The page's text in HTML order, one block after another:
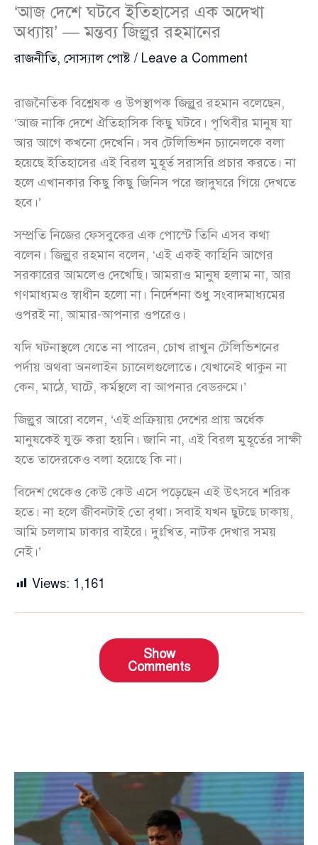
‘আজ দেশে ঘটবে ইতিহাসের এক অদেখা
অধ্যায়’ — মন্তব্য জিল্লুর রহমানের
রাজনীতি, সোস্যাল পোষ্ট / Leave a Comment
রাজনৈতিক বিশ্লেষক ও উপস্থাপক জিল্লুর রহমান বলেছেন,
‘আজ নাকি দেশে ঐতিহাসিক কিছু ঘটবে। পৃথিবীর মানুষ যা
আর আগে কখনো দেখেনি। সব টেলিভিশন চ্যানেলকে বলা
হয়েছে ইতিহাসের এই বিরল মুহূর্ত সরাসরি প্রচার করতে। না
হলে এখানকার কিছু কিছু জিনিস পরে জাদুঘরে গিয়ে দেখতে
হবে।’
সম্প্রতি নিজের ফেসবুকের এক পোস্টে তিনি এসব কথা
বলেন। জিল্লুর রহমান বলেন, ‘এই একই কাহিনি আগের
সরকারের আমলেও দেখেছি। আমরাও মানুষ হলাম না, আর
গণমাধ্যমও স্বাধীন হলো না। নির্দেশনা শুধু সংবাদমাধ্যমের
ওপরই না, আমার-আপনার ওপরেও।
যদি ঘটনাস্থলে যেতে না পারেন, চোখ রাখুন টেলিভিশনের
পর্দায় অথবা অনলাইন চ্যানেলগুলোতে। যেখানেই থাকুন না
কেন, মাঠে, ঘাটে, কর্মস্থলে বা আপনার বেডরুমে।’
জিল্লুর আরো বলেন, ‘এই প্রক্রিয়ায় দেশের প্রায় অর্ধেক
মানুষকেই যুক্ত করা হয়নি। জানি না, এই বিরল মুহূর্তের সাক্ষী
হতে তাদেরকেও বলা হয়েছে কি না।
বিদেশ থেকেও কেউ কেউ এসে পড়েছেন এই উৎসবে শরিক
হতে। না হলে জীবনটাই তো বৃথা। সবাই যখন ছুটছে ঢাকায়,
আমি চললাম ঢাকার বাইরে। দুঃখিত, নাটক দেখার সময়
নেই।’
Views: 1,161
Show
Comments